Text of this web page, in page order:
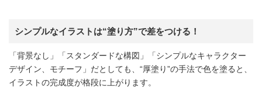
シンプルなイラストは“塗り方”で差をつける！
「背景なし」「スタンダードな構図」「シンプルなキャラクター
デザイン、モチーフ」だとしても、“厚塗り”の手法で色を塗ると、
イラストの完成度が格段に上がります。